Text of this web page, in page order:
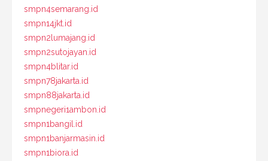
smpn4semarang.id
smpn14jkt.id
smpn2lumajang.id
smpn2sutojayan.id
smpn4blitar.id
smpn78jakarta.id
smpn88jakarta.id
smpnegeri1ambon.id
smpn1bangil.id
smpn1banjarmasin.id
smpn1biora.id